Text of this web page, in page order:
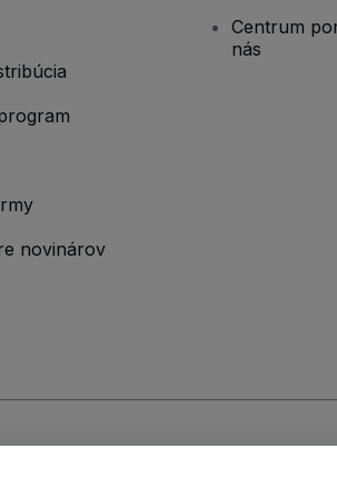
novinárov
Centrum
nás